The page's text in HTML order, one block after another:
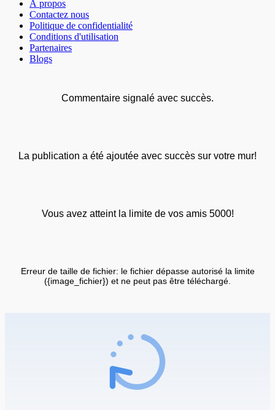
À propos
Contactez nous
Politique de confidentialité
Conditions d'utilisation
Partenaires
Blogs
Commentaire signalé avec succès.
La publication a été ajoutée avec succès sur votre mur!
Vous avez atteint la limite de vos amis 5000!
Erreur de taille de fichier: le fichier dépasse autorisé la limite
({image_fichier}) et ne peut pas être téléchargé.